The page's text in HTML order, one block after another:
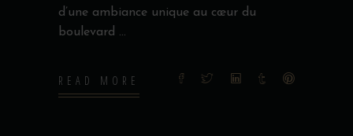
d’une ambiance unique au cœur du
boulevard
READ MORE